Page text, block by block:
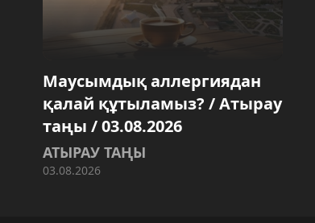
Маусымдық аллергиядан
қалай құтыламыз? / Атырау
таңы / 03.08.2026
АТЫРАУ ТАҢЫ
03.08.2026